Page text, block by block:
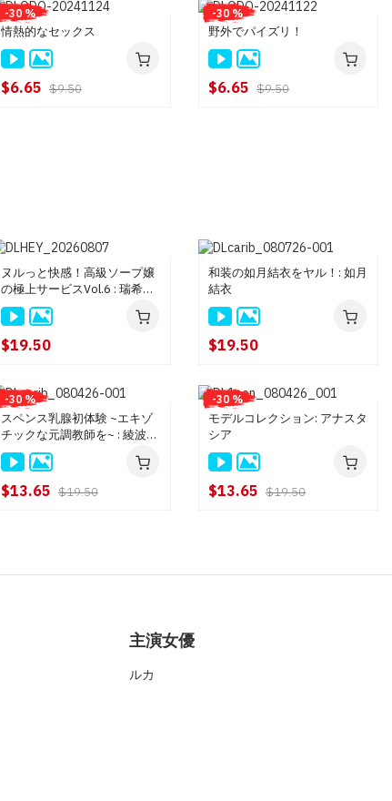
-30 %
情熱的なセックス
$6.65 $9.50
-30 %
野外でパイズリ！
$6.65 $9.50
ヌルっと快感！高級ソープ嬢
の極上サービスVol.6 : 瑞希ゆ
き
$19.50
和装の如月結衣をヤル！: 如月
結衣
$19.50
-30 %
スペンス乳腺初体験 ~エキゾ
チックな元調教師を~ : 綾波リ
オ
$13.65 $19.50
-30 %
モデルコレクション: アナスタ
シア
$13.65 $19.50
主演女優
ルカ